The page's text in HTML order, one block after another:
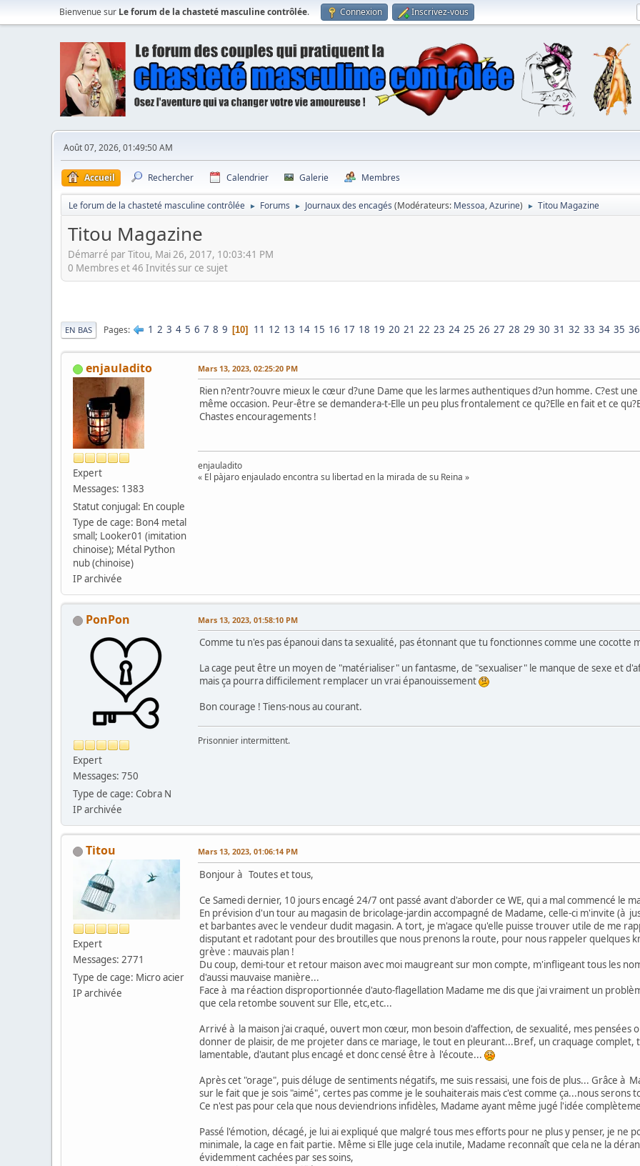
Bienvenue sur Le forum de la chasteté masculine contrôlée. Connexion Inscrivez-vous
Août 07, 2026, 01:49:50 AM
Accueil Rechercher Calendrier Galerie Membres
Le forum de la chasteté masculine contrôlée ► Forums ► Journaux des encagés (Modérateurs: Messoa,Azurine) ► Titou Magazine
Titou Magazine
Démarré par Titou, Mai 26, 2017, 10:03:41 PM
0 Membres et 46 Invités sur ce sujet
EN BAS Pages 1 2 3 4 5 6 7 8 9 10 11 12 13 14 15 16 17 18 19 20 21 22 23 24 25 26 27 28 29 30 31 32 33 34 35 36
enjauladito
Expert
Messages: 1383
Statut conjugal: En couple
Type de cage: Bon4 metal
small; Looker01 (imitation
chinoise); Métal Python
nub (chinoise)
IP archivée
Mars 13, 2023, 02:25:20 PM
Rien n?entr?ouvre mieux le cœur d?une Dame que les larmes authentiques d?un homme. C?est
même occasion. Peur-être se demandera-t-Elle un peu plus frontalement ce qu?Elle en fait et ce
Chastes encouragements !
enjauladito
« El pàjaro enjaulado encontra su libertad en la mirada de su Reina »
PonPon
Expert
Messages: 750
Type de cage: Cobra N
IP archivée
Mars 13, 2023, 01:58:10 PM
Comme tu n'es pas épanoui dans ta sexualité, pas étonnant que tu fonctionnes comme une
La cage peut être un moyen de "matérialiser" un fantasme, de "sexualiser" le manque de sexe et
mais ça pourra difficilement remplacer un vrai épanouissement
Bon courage ! Tiens-nous au courant.
Prisonnier intermittent.
Titou
Expert
Messages: 2771
Type de cage: Micro acier
IP archivée
Mars 13, 2023, 01:06:14 PM
Bonjour à Toutes et tous,
Ce Samedi dernier, 10 jours encagé 24/7 ont passé avant d'aborder ce WE, qui a mal commencé le
En prévision d'un tour au magasin de bricolage-jardin accompagné de Madame, celle-ci m'invite (à
et barbantes avec le vendeur dudit magasin. A tort, je m'agace qu'elle puisse trouver utile de me
disputant et radotant pour des broutilles que nous prenons la route, pour nous rappeler quelques
grève : mauvais plan !
Du coup, demi-tour et retour maison avec moi maugreant sur mon compte, m'infligeant tous les
d'aussi mauvaise manière...
Face à ma réaction disproportionnée d'auto-flagellation Madame me dis que j'ai vraiment un
que cela retombe souvent sur Elle, etc,etc...
Arrivé à la maison j'ai craqué, ouvert mon cœur, mon besoin d'affection, de sexualité, mes pensées
donner de plaisir, de me projeter dans ce mariage, le tout en pleurant...Bref, un craquage
lamentable, d'autant plus encagé et donc censé être à l'écoute...
Après cet "orage", puis déluge de sentiments négatifs, me suis ressaisi, une fois de plus... Grâce à
sur le fait que je sois "aimé", certes pas comme je le souhaiterais mais c'est comme ça...nous
Ce n'est pas pour cela que nous deviendrions infidèles, Madame ayant même jugé l'idée
Passé l'émotion, décagé, je lui ai expliqué que malgré tous mes efforts pour ne plus y penser, je ne
minimale, la cage en fait partie. Même si Elle juge cela inutile, Madame reconnaît que cela ne la
évidemment cachées par ses soins,